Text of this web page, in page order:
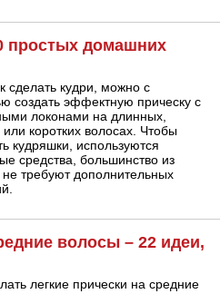
простых домашних
сделать кудри, можно с
создать эффектную прическу с
локонами на длинных,
или коротких волосах. Чтобы
кудряшки, используются
средства, большинство из
не требуют дополнительных
волосы – 22 идеи,
легкие прически на средние